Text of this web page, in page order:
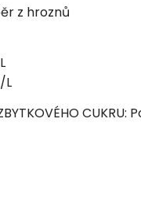
z hroznů
L
CUKRU: